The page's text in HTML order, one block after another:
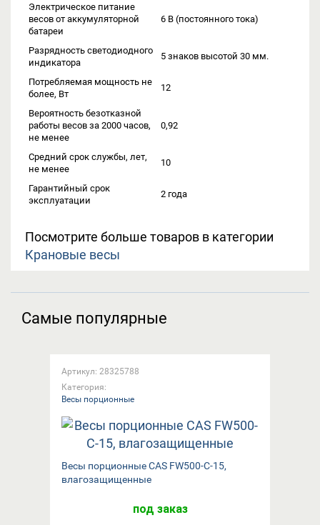
Электрическое питание
весов от аккумуляторной
батареи
6 В (постоянного тока)
Разрядность светодиодного
индикатора
5 знаков высотой 30 мм.
Потребляемая мощность не
более, Вт
12
Вероятность безотказной
работы весов за 2000 часов,
не менее
0,92
Средний срок службы, лет,
не менее
10
Гарантийный срок
эксплуатации
2 года
Посмотрите больше товаров в категории
Крановые весы
Самые популярные
Артикул: 28325788
Категория:
Весы порционные
Весы порционные CAS FW500-C-15,
влагозащищенные
под заказ